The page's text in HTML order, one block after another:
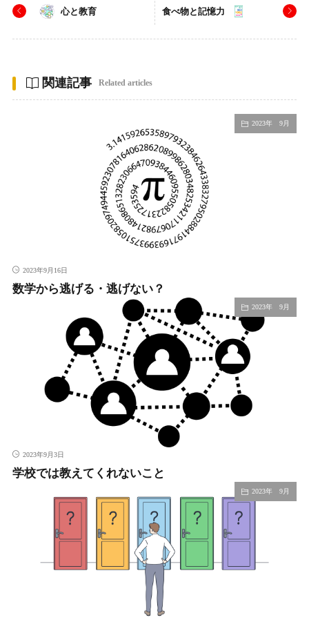
心と教育 食べ物と記憶力
関連記事 Related articles
2023年 9月
2023年9月16日
数学から逃げる・逃げない？
2023年 9月
2023年9月3日
学校では教えてくれないこと
2023年 9月